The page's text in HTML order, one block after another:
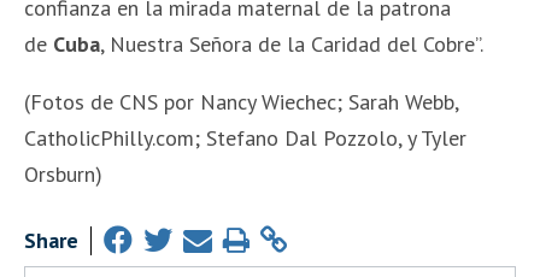
confianza en la mirada maternal de la patrona
de Cuba, Nuestra Señora de la Caridad del Cobre”.
(Fotos de CNS por Nancy Wiechec; Sarah Webb,
CatholicPhilly.com; Stefano Dal Pozzolo, y Tyler
Orsburn)
Share